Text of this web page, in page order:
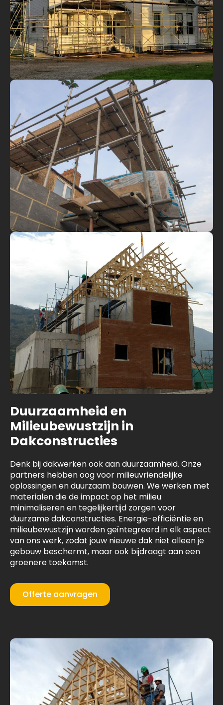
Duurzaamheid en
Milieubewustzijn in
Dakconstructies
Denk bij dakwerken ook aan duurzaamheid. Onze
partners hebben oog voor milieuvriendelijke
oplossingen en duurzaam bouwen. We werken met
materialen die de impact op het milieu
minimaliseren en tegelijkertijd zorgen voor
duurzame dakconstructies. Energie-efficiëntie en
milieubewustzijn worden geïntegreerd in elk aspect
van ons werk, zodat jouw nieuwe dak niet alleen je
gebouw beschermt, maar ook bijdraagt aan een
groenere toekomst.
Offerte aanvragen